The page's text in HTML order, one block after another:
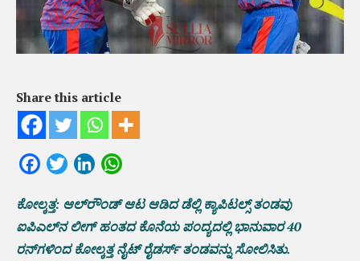
Share this article
FacebookTwitterLinkedIn
ಕೋಲ್ಕತ್ತ: ಆಲ್‌ರೌಂಡ್‌ ಆಟ ಆಡಿದ ಡೆಲ್ಲಿ ಕ್ಯಾಪಿಟಲ್ಸ್ ತಂಡವು
ಐಪಿಎಲ್‌ನ ಲೀಗ್ ಹಂತದ ಕೊನೆಯ ಪಂದ್ಯದಲ್ಲಿ ಭಾನುವಾರ 40
ರನ್‌ಗಳಿಂದ ಕೋಲ್ಕತ್ತ ನೈಟ್ ರೈಡರ್ಸ್‌ ತಂಡವನ್ನು ಸೋಲಿಸಿತು.